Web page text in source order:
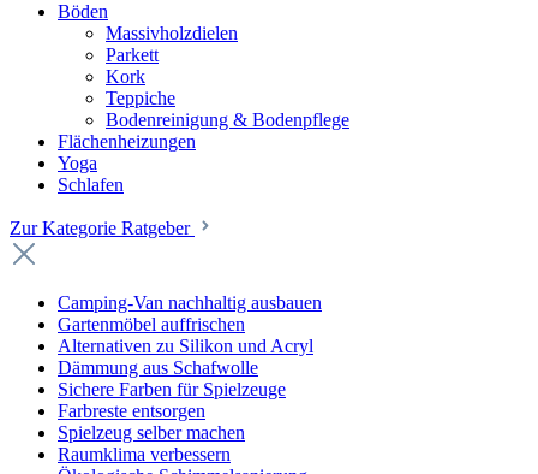
Böden
Massivholzdielen
Parkett
Kork
Teppiche
Bodenreinigung & Bodenpflege
Flächenheizungen
Yoga
Schlafen
Zur Kategorie Ratgeber
Camping-Van nachhaltig ausbauen
Gartenmöbel auffrischen
Alternativen zu Silikon und Acryl
Dämmung aus Schafwolle
Sichere Farben für Spielzeuge
Farbreste entsorgen
Spielzeug selber machen
Raumklima verbessern